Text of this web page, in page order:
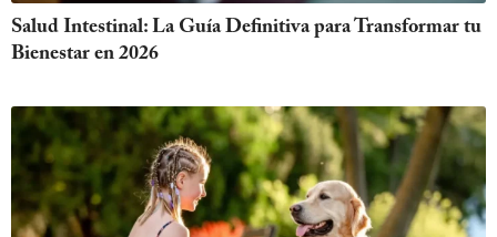
Salud Intestinal: La Guía Definitiva para Transformar tu
Bienestar en 2026